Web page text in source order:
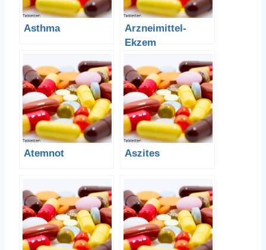
Asthma
Arzneimittel-
Ekzem
Atemnot Aszites